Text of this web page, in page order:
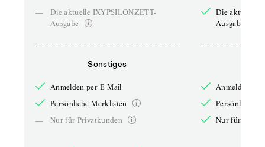
—
Die aktuelle IXYPSILONZETT-
Ausgabe
Sonstiges
Anmelden per E-Mail
Persönliche Merklisten
—
Nur für Privatkunden
Die aktuelle
Ausgabe
Anmelden
Persönliche
Nur für